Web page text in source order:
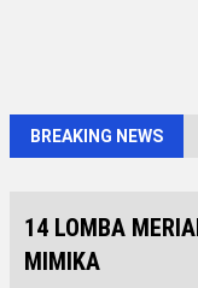
BREAKING NEWS
14 LOMBA
MIMIKA